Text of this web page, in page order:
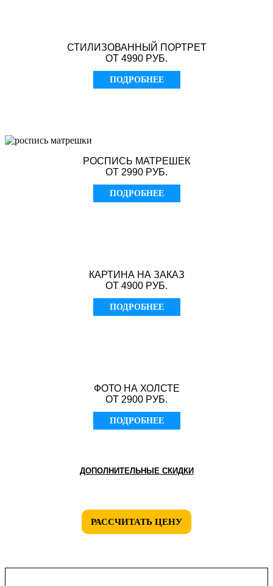
СТИЛИЗОВАННЫЙ ПОРТРЕТ
ОТ 4990 РУБ.
ПОДРОБНЕЕ
РОСПИСЬ МАТРЕШЕК
ОТ 2990 РУБ.
ПОДРОБНЕЕ
КАРТИНА НА ЗАКАЗ
ОТ 4900 РУБ.
ПОДРОБНЕЕ
ФОТО НА ХОЛСТЕ
ОТ 2900 РУБ.
ПОДРОБНЕЕ
ДОПОЛНИТЕЛЬНЫЕ СКИДКИ
РАССЧИТАТЬ ЦЕНУ